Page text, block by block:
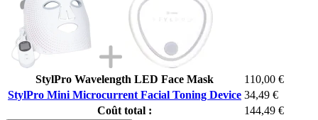
StylPro Wavelength LED Face Mask
110,00 €
StylPro Mini Microcurrent Facial Toning Device 34,49 €
Coût total :
144,49 €